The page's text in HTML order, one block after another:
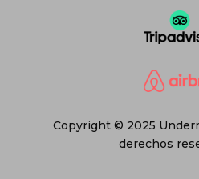
Copyright © 2025
derechos